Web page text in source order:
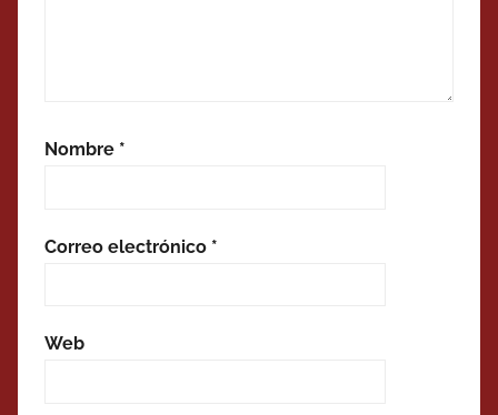
Nombre *
Correo electrónico *
Web